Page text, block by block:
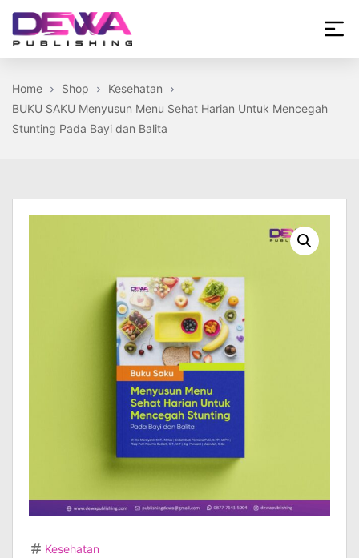
Skip
theDewa
Home
Shop
Kesehatan
BUKU SAKU Menyusun Menu Sehat Harian Untuk Mencegah
Stunting Pada Bayi dan Balita
Kesehatan